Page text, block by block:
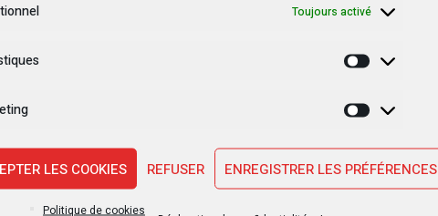
Toujours activé
Statistiques
Marketing
LES COOKIES REFUSER ENREGISTRER LES PRÉFÉRENCES
Politique de cookies
Lukwebo
SUIVANT POSTE
Assemblée nationale : ouverture de la session